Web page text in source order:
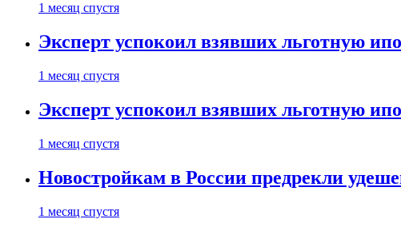
1 месяц спустя
Эксперт успокоил взявших льготную
1 месяц спустя
Эксперт успокоил взявших льготную
1 месяц спустя
Новостройкам в России предрекли
1 месяц спустя